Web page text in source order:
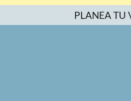
PLANEA TU